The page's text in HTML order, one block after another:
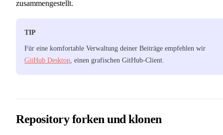
zusammengestellt.
TIP
Für eine komfortable Verwaltung deiner Beiträge empfehlen wir
GitHub Desktop , einen grafischen GitHub-Client.
Repository forken und klonen